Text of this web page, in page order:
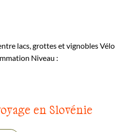
lacs, grottes et vignoblesVélo
Niveau :
en Slovénie